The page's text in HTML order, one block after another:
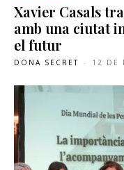
Xavier Casals
amb una ciutat
el futur
DONA SECRET - 12 DE